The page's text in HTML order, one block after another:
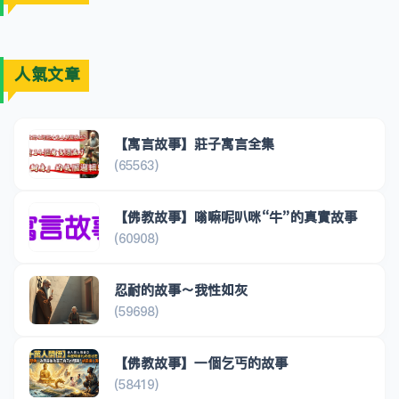
人氣文章
【寓言故事】莊子寓言全集
(65563)
【佛教故事】嗡嘛呢叭咪“牛”的真實故事
(60908)
忍耐的故事～我性如灰
(59698)
【佛教故事】一個乞丐的故事
(58419)